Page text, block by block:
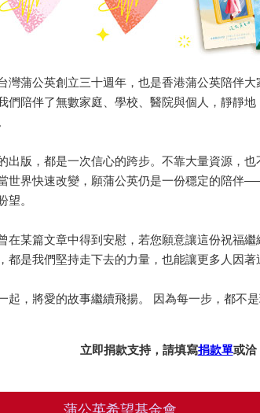
灣蒲公英創立三十週年，也是香港蒲公英陪伴
們陪伴了無數家庭、學校、醫院與個人，靜靜
出版，都是一次信心的跨步。不靠大量資源，
世界快速改變，願蒲公英仍是一份穩定的陪伴
望。
在某篇文章中得到安慰，若您願意讓這份祝福
都是我們堅持走下去的力量，也能讓更多人因著
起，將愛的故事繼續飛揚。 因為每一步，都不
立即捐款支持，請填寫捐款單或洽
蒲公英希望基金會